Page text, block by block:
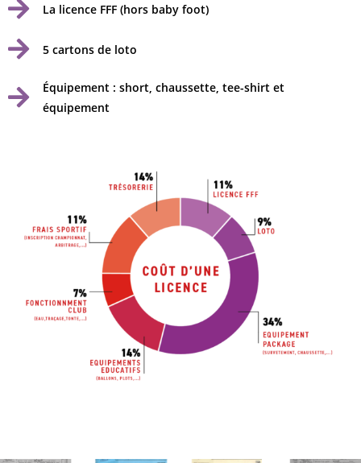
La licence FFF (hors baby foot)
5 cartons de loto
Équipement : short, chaussette, tee-shirt et
équipement